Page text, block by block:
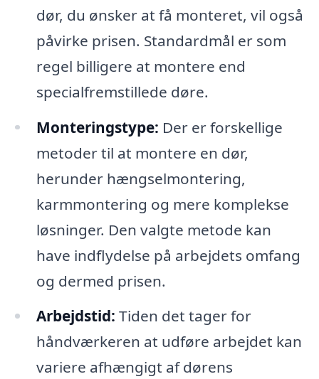
dør, du ønsker at få monteret, vil også
påvirke prisen. Standardmål er som
regel billigere at montere end
specialfremstillede døre.
Monteringstype: Der er forskellige
metoder til at montere en dør,
herunder hængselmontering,
karmmontering og mere komplekse
løsninger. Den valgte metode kan
have indflydelse på arbejdets omfang
og dermed prisen.
Arbejdstid: Tiden det tager for
håndværkeren at udføre arbejdet kan
variere afhængigt af dørens